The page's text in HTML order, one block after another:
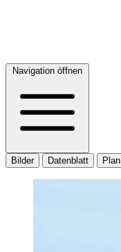
Navigation öffnen
Bilder Datenblatt Plan